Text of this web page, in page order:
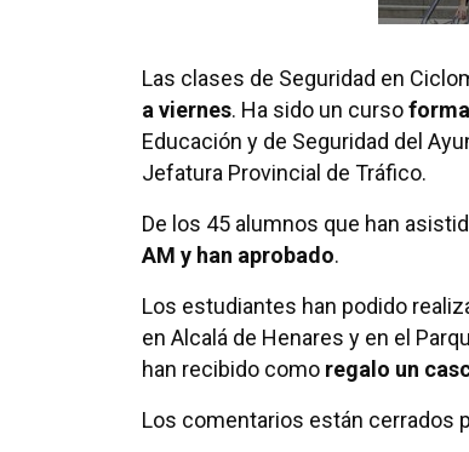
Las clases de Seguridad en
a viernes. Ha sido un curso
Educación y de Seguridad del
Jefatura Provincial de Tráfico.
De los 45 alumnos que han
AM y han aprobado.
Los estudiantes han podido
en Alcalá de Henares y en el
han recibido como regalo un
Los comentarios están cerrados